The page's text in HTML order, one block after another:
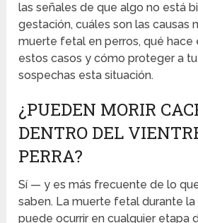
las señales de que algo no está
gestación, cuáles son las causas
muerte fetal en perros, qué hace
estos casos y cómo proteger a
sospechas esta situación.
¿PUEDEN MORIR
DENTRO DEL
PERRA?
Sí — y es más frecuente de lo
saben. La muerte fetal durante
puede ocurrir en cualquier etapa